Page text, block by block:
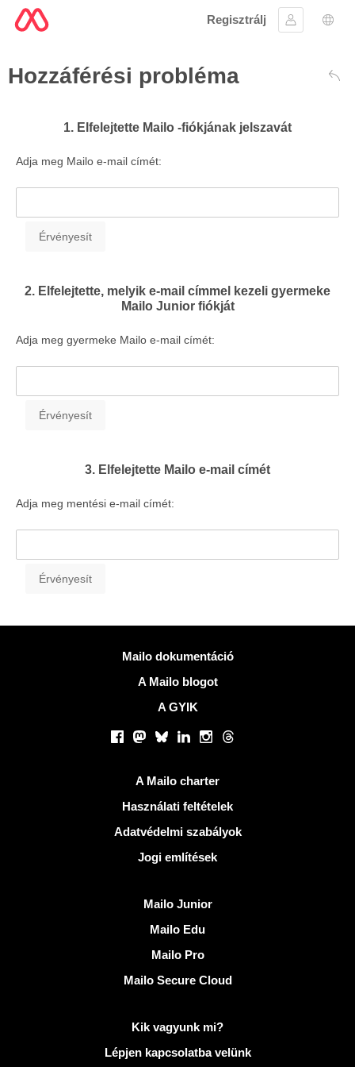
Regisztrálj
Hozzáférési probléma
1. Elfelejtette Mailo -fiókjának jelszavát
Adja meg Mailo e-mail címét:
2. Elfelejtette, melyik e-mail címmel kezeli gyermeke
Mailo Junior fiókját
Adja meg gyermeke Mailo e-mail címét:
3. Elfelejtette Mailo e-mail címét
Adja meg mentési e-mail címét:
Mailo dokumentáció
A Mailo blogot
A GYIK
Közösségi hálózatok
Facebook
Mastodon
BlueskyLinkedInInstagram
Threads
A Mailo charter
Használati feltételek
Adatvédelmi szabályok
Jogi említések
Mailo Junior
Mailo Edu
Mailo Pro
Mailo Secure Cloud
További információ: MailoKik vagyunk mi?
Lépjen kapcsolatba velünk